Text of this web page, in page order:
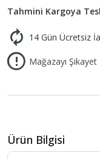
Tahmini Kargoya
14 Gün Ücretsiz
Mağazayı Şikayet
Ürün Bilgisi